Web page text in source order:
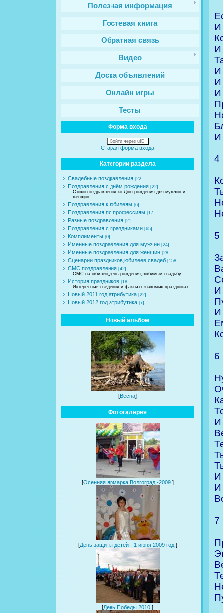
Полезная информация
Гостевая книга
Обратная связь
Видео
Доска объявлений
Онлайн игры
Тесты
Форма входа
Войти через uID
Старая форма входа
Категории раздела
Свадебные поздравления [22]
Поздравления с днём рождения [22]
Стихи-поздравления ко Дню рождения для мужчин и
женщин
Поздравления к юбилеям [6]
Поздравления по профессиям [17]
Разные поздравления [21]
Поздравления с праздниками [65]
Комплименты [0]
Именные поздравления для мужчин [24]
Именные поздравления для женщин [28]
Сценарии праздников,юбилеев,свадеб [158]
СМС поздравления [42]
СМС на юбилей,день рождения,любимым,свадьбу
История праздников [18]
Интересные сведения и факты о знакомых праздниках
Новый 2011 год атрибутика [22]
Новый 2012 год атрибутика [7]
Новый альбом
[Весна]
Фотогалерея
[Осенняя ярмарка Волгоград -2009. ]
[День защиты детей - 1 июня 2009 год. ]
[День Победы 2010.]
И
И
И
И
И
И
4
5
И
И
6
И
И
И
7